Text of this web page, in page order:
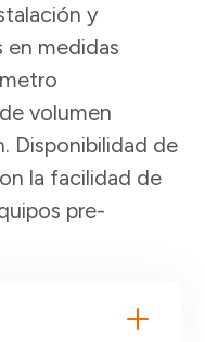
y
en medidas
volumen
Disponibilidad de
la facilidad de
pre-